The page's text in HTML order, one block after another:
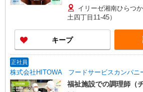
イリーゼ湘南ひらつ
土四丁目11-45）
キープ
正社員
株式会社HITOWA フードサービスカンパニ
福祉施設での調理師（